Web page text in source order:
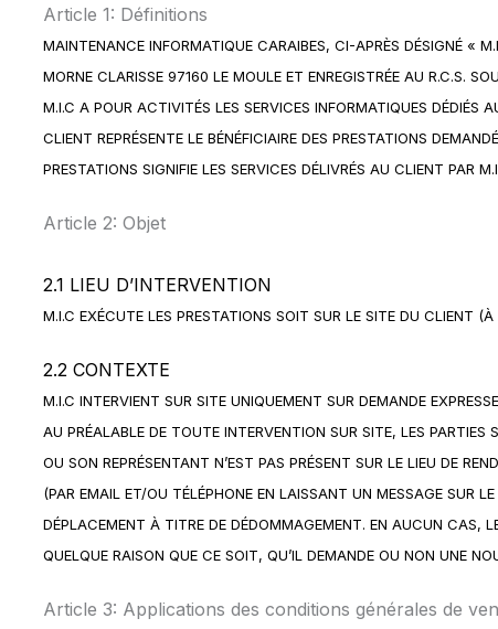
Article 1: Définitions
MAINTENANCE INFORMATIQUE CARAIBES, CI-APRÈS DÉSIGNÉ «
MORNE CLARISSE 97160 LE MOULE ET ENREGISTRÉE AU R.C.S.
M.I.C A POUR ACTIVITÉS LES SERVICES INFORMATIQUES DÉDIÉS
CLIENT REPRÉSENTE LE BÉNÉFICIAIRE DES PRESTATIONS
PRESTATIONS SIGNIFIE LES SERVICES DÉLIVRÉS AU CLIENT PAR
Article 2: Objet
2.1 LIEU D’INTERVENTION
M.I.C EXÉCUTE LES PRESTATIONS SOIT SUR LE SITE DU CLIENT
2.2 CONTEXTE
M.I.C INTERVIENT SUR SITE UNIQUEMENT SUR DEMANDE
AU PRÉALABLE DE TOUTE INTERVENTION SUR SITE, LES
OU SON REPRÉSENTANT N’EST PAS PRÉSENT SUR LE LIEU DE
(PAR EMAIL ET/OU TÉLÉPHONE EN LAISSANT UN MESSAGE SUR
DÉPLACEMENT À TITRE DE DÉDOMMAGEMENT. EN AUCUN CAS,
QUELQUE RAISON QUE CE SOIT, QU’IL DEMANDE OU NON UNE
Article 3: Applications des conditions générales de